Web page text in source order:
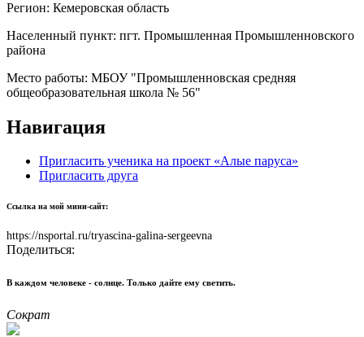
Регион: Кемеровская область
Населенный пункт: пгт. Промышленная Промышленновского
района
Место работы: МБОУ "Промышленновская средняя
общеобразовательная школа № 56"
Навигация
Пригласить ученика на проект «Алые паруса»
Пригласить друга
Ссылка на мой мини-сайт:
https://nsportal.ru/tryascina-galina-sergeevna
Поделиться:
В каждом человеке - солнце. Только дайте ему светить.
Сократ